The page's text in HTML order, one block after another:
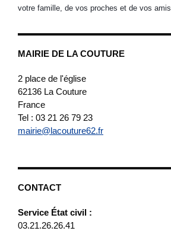
MAIRIE DE LA COUTURE
2 place de l'église
62136 La Couture
France
Tel : 03 21 26 79 23
mairie@lacouture62.fr
CONTACT
Service État civil :
03.21.26.26.41
votre famille, de vos proches et de vos amis.